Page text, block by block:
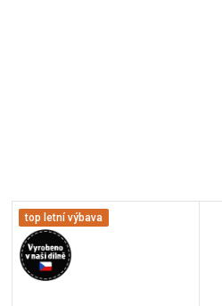
top letní výbava